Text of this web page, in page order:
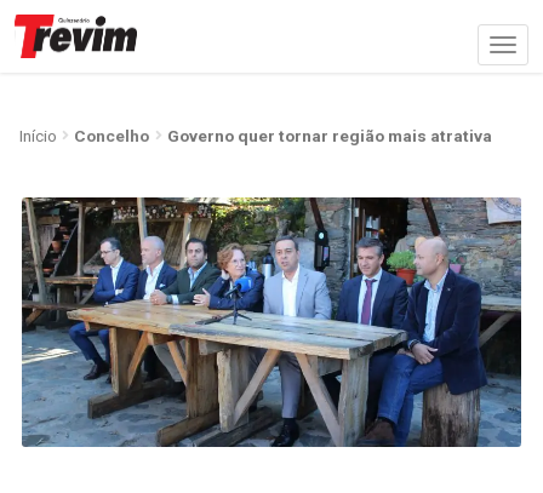
Início Concelho Governo quer tornar região mais atrativa